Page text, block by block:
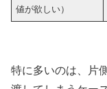
値が欲しい）
特に多いのは、片